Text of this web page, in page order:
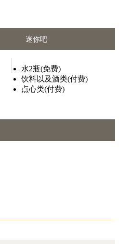
迷你吧
水2瓶(免费)
饮料以及酒类(付费)
点心类(付费)